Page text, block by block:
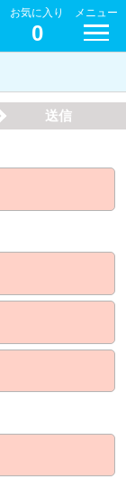
お気に入り
0
メニュー
送信